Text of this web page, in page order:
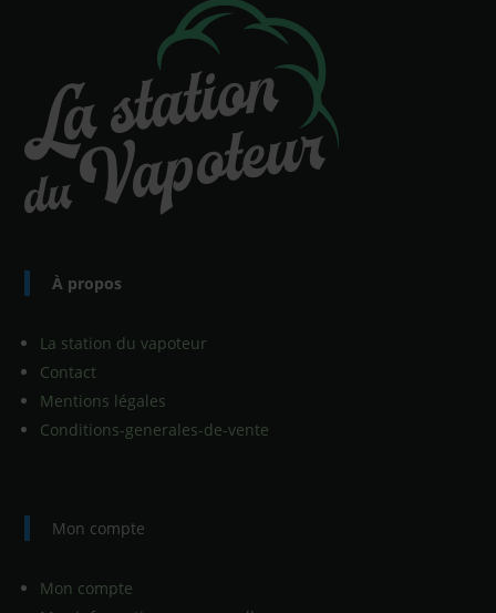
À propos
La station du vapoteur
Contact
Mentions légales
Conditions-generales-de-vente
Mon compte
Mon compte